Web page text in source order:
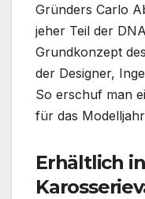
Gründers Carlo
jeher Teil der
Grundkonzept
der Designer,
So erschuf man
für das
Erhältlich